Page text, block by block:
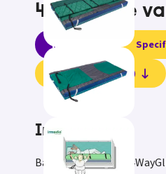
4WayGlide
Informatie
Beoordelingen (0)
Informatie
Basis- en treklaken